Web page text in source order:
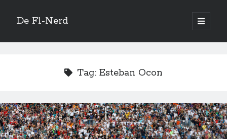
De F1-Nerd
open
primair
Zijbalk
Quotes
If God had meant for us to walk, why did he give us feet that fit car
pedals?
Tag: Esteban Ocon